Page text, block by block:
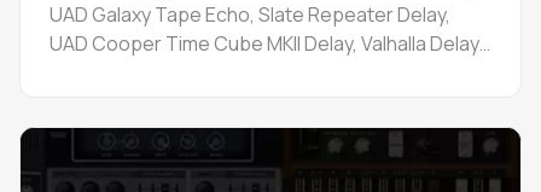
UAD Galaxy Tape Echo, Slate Repeater Delay,
UAD Cooper Time Cube MKII Delay, Valhalla Delay